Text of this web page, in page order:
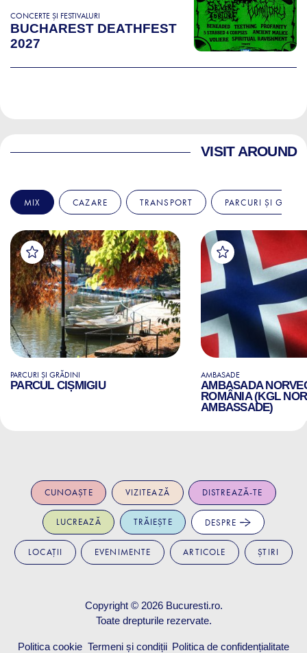
CONCERTE ȘI FESTIVALURI
BUCHAREST DEATHFEST
2027
VISIT AROUND
MIX CAZARE TRANSPORT PARCURI ȘI
PARCURI ȘI GRĂDINI
PARCUL CIȘMIGIU
AMBASADE
AMBASADA
ROMÂNIA (KGL
AMBASSADE)
CUNOAȘTE VIZITEAZĂ DISTREAZĂ-TE
LUCREAZĂ TRĂIEȘTE DESPRE
LOCAȚII EVENIMENTE ARTICOLE ȘTIRI
Copyright © 2026 Bucuresti.ro.
Toate drepturile rezervate.
Politica cookie Termeni și condiții Politica de confidențialitate